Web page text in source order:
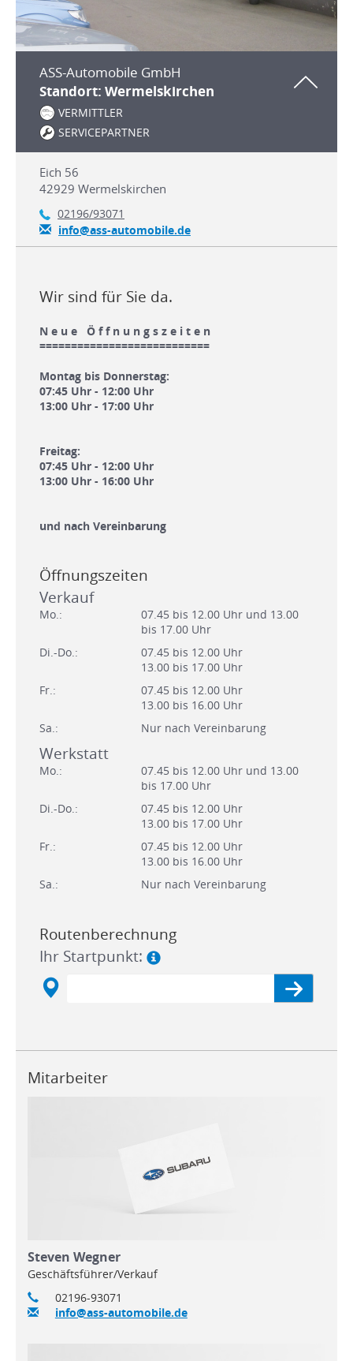
ASS-Automobile GmbH
Standort: Wermelskirchen
VERMITTLER
SERVICEPARTNER
Eich 56
42929 Wermelskirchen
02196/93071
info@ass-automobile.de
Wir sind für Sie da.
N e u e Ö f f n u n g s z e i t e n
===========================
Montag bis Donnerstag:
07:45 Uhr - 12:00 Uhr
13:00 Uhr - 17:00 Uhr
Freitag:
07:45 Uhr - 12:00 Uhr
13:00 Uhr - 16:00 Uhr
und nach Vereinbarung
Öffnungszeiten
Verkauf
Mo.:
07.45 bis 12.00 Uhr und 13.00
bis 17.00 Uhr
Di.-Do.:
07.45 bis 12.00 Uhr
13.00 bis 17.00 Uhr
Fr.:
07.45 bis 12.00 Uhr
13.00 bis 16.00 Uhr
Sa.:
Nur nach Vereinbarung
Werkstatt
Mo.:
07.45 bis 12.00 Uhr und 13.00
bis 17.00 Uhr
Di.-Do.:
07.45 bis 12.00 Uhr
13.00 bis 17.00 Uhr
Fr.:
07.45 bis 12.00 Uhr
13.00 bis 16.00 Uhr
Sa.:
Nur nach Vereinbarung
Routenberechnung
Ihr Startpunkt:
Mitarbeiter
Steven Wegner
Geschäftsführer/Verkauf
02196-93071
info@ass-automobile.de